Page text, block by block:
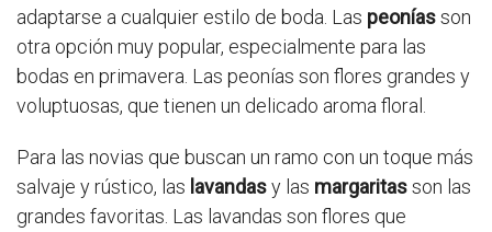
adaptarse a cualquier estilo de boda. Las peoníasson
otra opción muy popular, especialmente para las
bodas en primavera. Las peonías son flores grandes y
voluptuosas, que tienen un delicado aroma floral.
Para las novias que buscan un ramo con un toque más
salvaje y rústico, las lavandasy las margaritasson las
grandes favoritas. Las lavandas son flores que